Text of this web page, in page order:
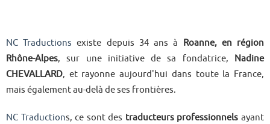
NC Traductions existe depuis 34 ans à Roanne, en région
Rhône-Alpes, sur une initiative de sa fondatrice, Nadine
CHEVALLARD, et rayonne aujourd'hui dans toute la France,
mais également au-delà de ses frontières.
NC Traductions, ce sont des traducteurs professionnels ayant